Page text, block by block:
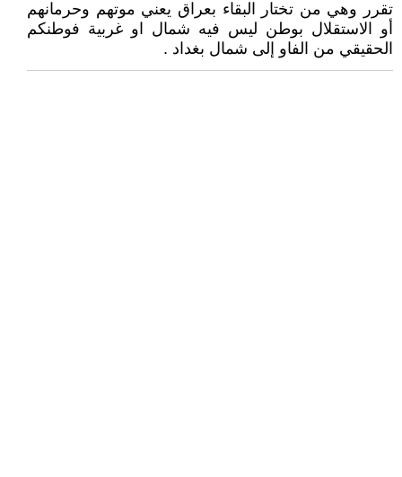
تقرر وهي من تختار البقاء بعراق يعني موتهم وحرمانهم
أو الاستقلال بوطن ليس فيه شمال او غربية فوطنكم
الحقيقي من الفاو إلى شمال بغداد .